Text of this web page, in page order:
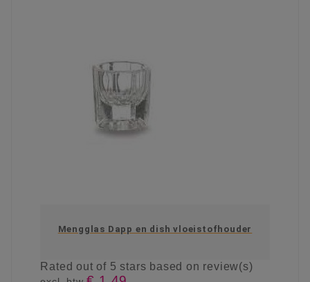
Mengglas Dapp en dish vloeistofhouder
Ratedout of 5 stars based on review(s)